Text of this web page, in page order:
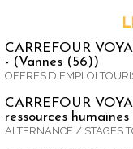
CARREFOUR
- (Vannes (56))
OFFRES D'EMPLOI
CARREFOUR
ressources
ALTERNANCE / STAGES